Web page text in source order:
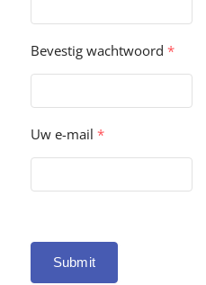
Bevestig wachtwoord *
Uw e-mail *
Submit